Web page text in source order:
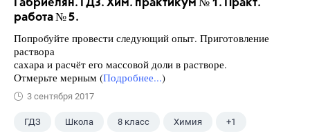
Габриелян. ГДЗ. Хим. практикум № 1. Практ.
работа № 5.
Попробуйте провести следующий опыт. Приготовление
раствора
сахара и расчёт его массовой доли в растворе.
Отмерьте мерным (Подробнее...)
3 сентября 2017
ГДЗ Школа 8 класс Химия +1